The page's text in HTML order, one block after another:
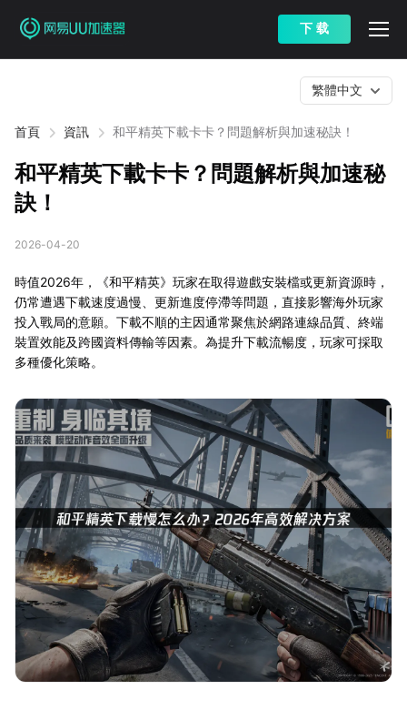
下 载
首頁 資訊 和平精英下載卡卡？問題解析與加速秘訣！
繁體中文
和平精英下載卡卡？問題解析與加速秘
訣！
2026-04-20
時值2026年，《和平精英》玩家在取得遊戲安裝檔或更新資源時，
仍常遭遇下載速度過慢、更新進度停滯等問題，直接影響海外玩家
投入戰局的意願。下載不順的主因通常聚焦於網路連線品質、終端
裝置效能及跨國資料傳輸等因素。為提升下載流暢度，玩家可採取
多種優化策略。